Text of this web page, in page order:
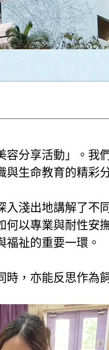
分享活動」。我
生命教育的精彩
淺出地講解了不
以專業與耐性安
祉的重要一環。
，亦能反思作為